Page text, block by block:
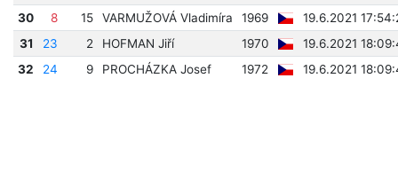
30
8 15 VARMUŽOVÁ Vladimíra 1969
19.6.2021
31
23 2 HOFMAN Jiří 1970
19.6.2021
32
24 9 PROCHÁZKA Josef 1972 19.6.2021